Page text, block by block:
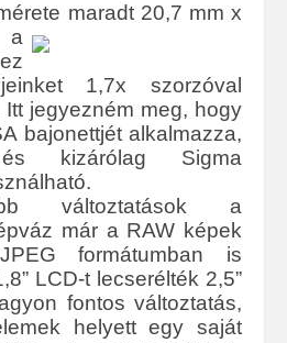
maradt 20,7 mm x
a
1,7x szorzóval
jegyezném meg, hogy
bajonettjét alkalmazza,
kizárólag Sigma
változtatások a
már a RAW képek
formátumban is
LCD-t lecserélték 2,5”
fontos változtatás,
helyett egy saját